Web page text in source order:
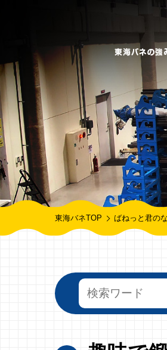
東海バネTOP ばねっと君の